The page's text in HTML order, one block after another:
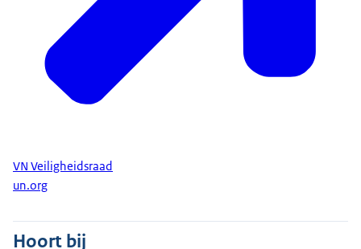
VN Veiligheidsraad
un.org
Hoort bij